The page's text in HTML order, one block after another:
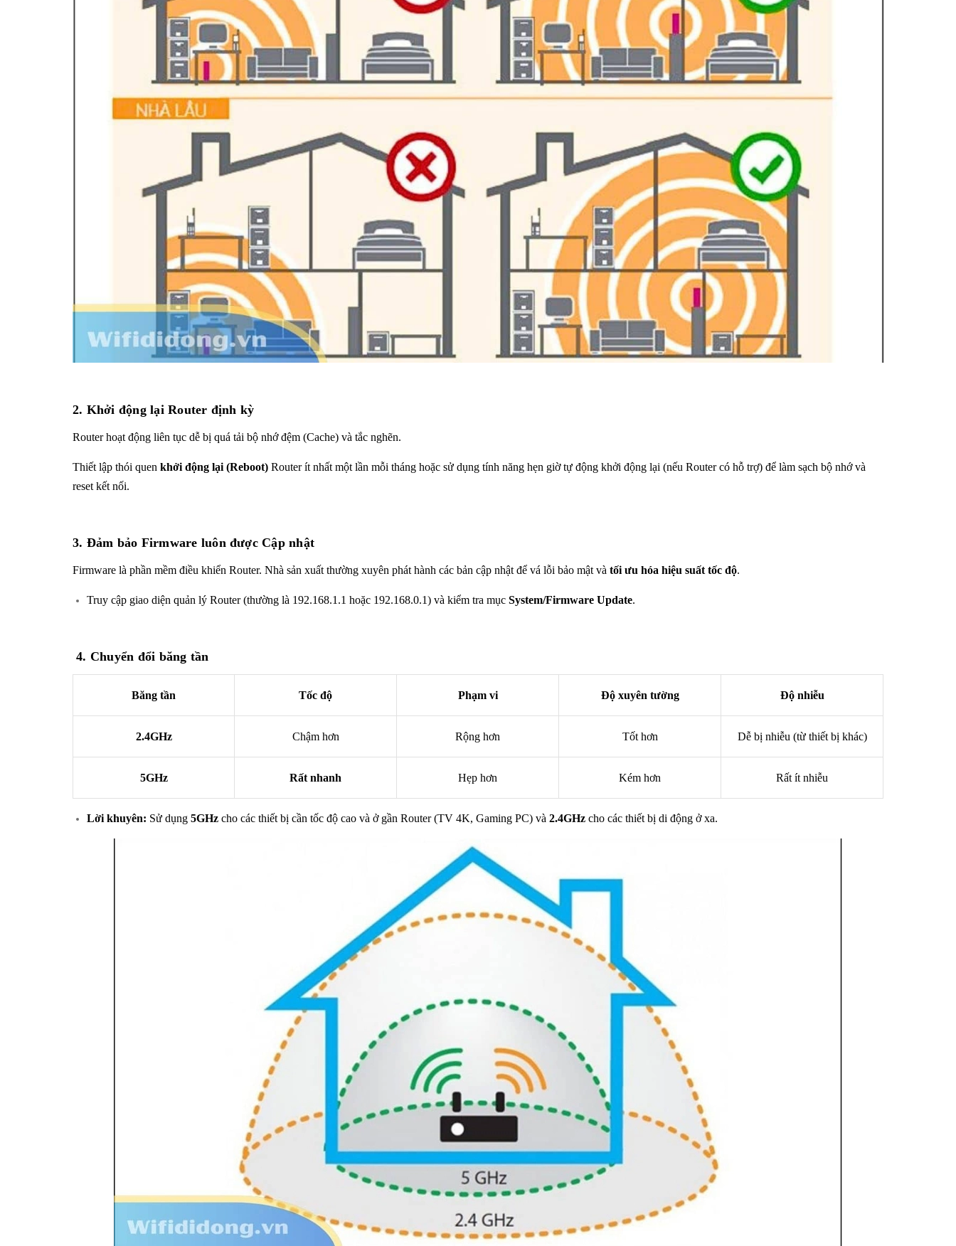
2. Khởi động lại Router định kỳ
Router hoạt động liên tục dễ bị quá tải bộ nhớ đệm (Cache) và tắc nghẽn.
Thiết lập thói quen khởi động lại (Reboot) Router ít nhất một lần mỗi tháng hoặc sử dụng tính năng hẹn giờ tự động khởi động lại (nếu Router có hỗ trợ) để làm sạch bộ nhớ và
reset kết nối.
3. Đảm bảo Firmware luôn được Cập nhật
Firmware là phần mềm điều khiển Router. Nhà sản xuất thường xuyên phát hành các bản cập nhật để vá lỗi bảo mật và tối ưu hóa hiệu suất tốc độ.
Truy cập giao diện quản lý Router (thường là 192.168.1.1 hoặc 192.168.0.1) và kiểm tra mục System/Firmware Update.
4. Chuyển đổi băng tần
Băng tần Tốc độ Phạm vi Độ xuyên tường Độ nhiễu
2.4GHz Chậm hơn Rộng hơn Tốt hơn Dễ bị nhiễu (từ thiết bị khác)
5GHz Rất nhanh Hẹp hơn Kém hơn Rất ít nhiễu
Lời khuyên: Sử dụng 5GHz cho các thiết bị cần tốc độ cao và ở gần Router (TV 4K, Gaming PC) và 2.4GHz cho các thiết bị di động ở xa.